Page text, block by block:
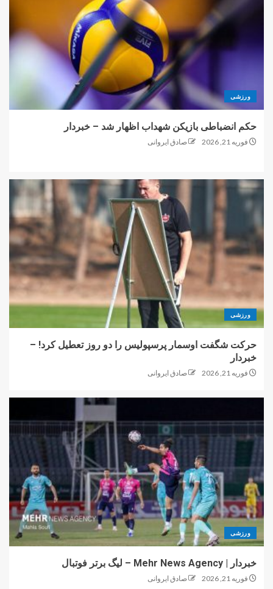
ورزشی
حکم انضباطی بازیکن شهداب اظهار شد – خبردار
فوریه 21, 2026 صادق ایروانی
ورزشی
حرکت شگفت اوسمار پرسپولیس را دو روز تعطیل کرد! –
خبردار
فوریه 21, 2026 صادق ایروانی
ورزشی
خبردار | Mehr News Agency – لیگ برتر فوتبال
فوریه 21, 2026 صادق ایروانی